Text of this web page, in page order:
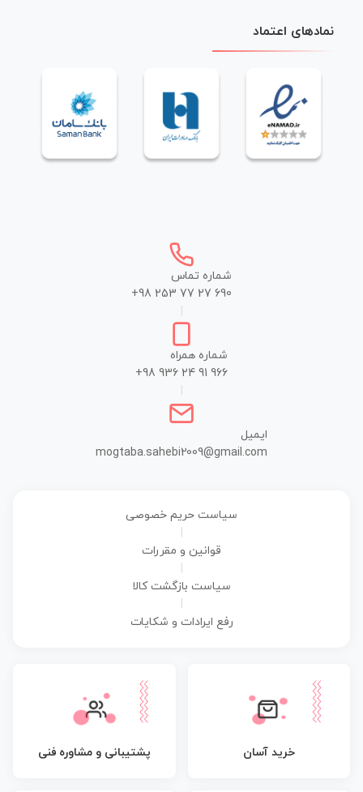
نمادهای اعتماد
شماره تماس
+98 253 77 27 690
شماره همراه
+98 936 24 91 966
ایمیل
mogtaba.sahebi2009@gmail.com
سیاست حریم خصوصی
قوانین و مقررات
سیاست بازگشت کالا
رفع ایرادات و شکایات
خرید آسان پشتیبانی و مشاوره فنی